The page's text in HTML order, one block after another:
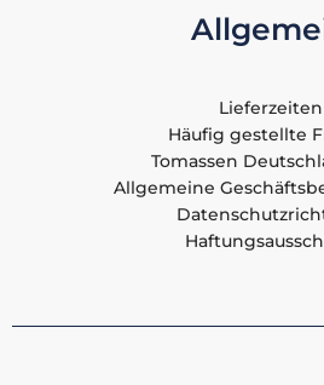
Lieferzeiten
Häufig gestellte
Tomassen
Allgemeine